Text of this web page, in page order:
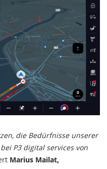
die Bedürfnisse unserer
P3 digital services von
Marius Mailat,